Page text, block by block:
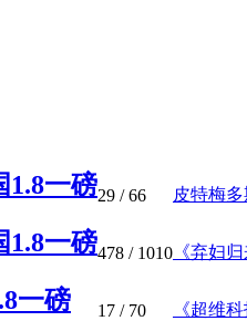
1.8一磅29 / 66 皮特梅
1.8一磅478 / 1010 《弃妇
一磅 17 / 70 《超维